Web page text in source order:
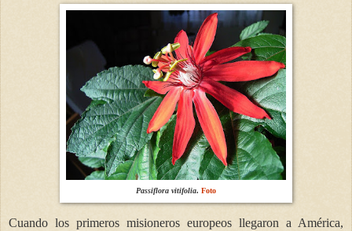
Passiflora vitifolia. Foto
Cuando los primeros misioneros europeos llegaron a América,